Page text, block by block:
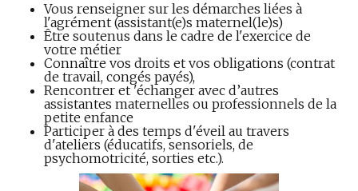
Vous renseigner sur les démarches liées à
l'agrément (assistant(e)s maternel(le)s)
Être soutenus dans le cadre de l'exercice de
votre métier
Connaître vos droits et vos obligations (contrat
de travail, congés payés),
Rencontrer et 'échanger avec d’autres
assistantes maternelles ou professionnels de la
petite enfance
Participer à des temps d'éveil au travers
d'ateliers (éducatifs, sensoriels, de
psychomotricité, sorties etc.).